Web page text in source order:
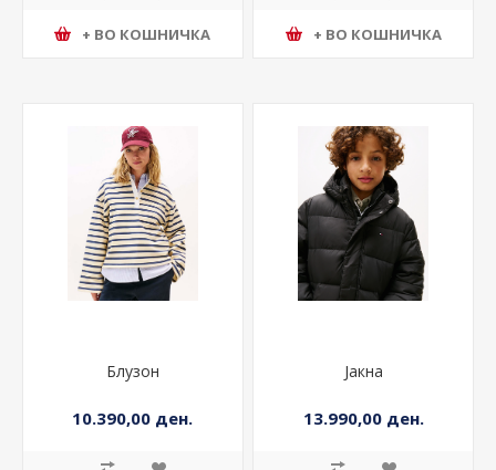
+ ВО КОШНИЧКА + ВО КОШНИЧКА
Блузон
10.390,00 ден.
Јакна
13.990,00 ден.